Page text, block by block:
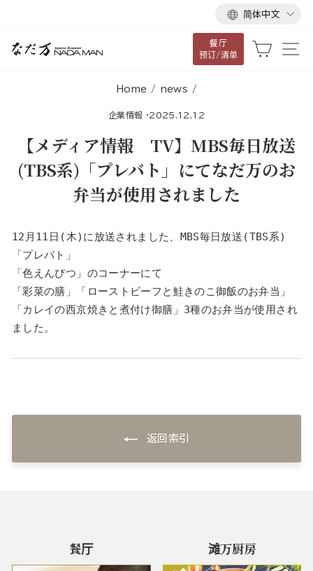
语
言
简体中文
餐厅
预订/清单
大车
Home / news /
企業情報 ·2025.12.12
【メディア情報 TV】MBS毎日放送
(TBS系)「プレバト」にてなだ万のお
弁当が使用されました
12月11日(木)に放送されました、MBS毎日放送(TBS系)
「プレバト」
「色えんぴつ」のコーナーにて
「彩菜の膳」「ローストビーフと鮭きのこ御飯のお弁当」
「カレイの西京焼きと煮付け御膳」3種のお弁当が使用され
ました。
返回索引
餐厅 滩万厨房